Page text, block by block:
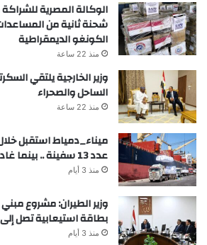
الوكالة المصرية
شحنة ثانية من
الكونغو الديمقراطية
منذ 22 ساعة
وزير الخارجية يلتقي
الساحل والصحراء
منذ 22 ساعة
عدد 13 سفينة .. بينما غادر 12 سفينة
منذ 3 أيام
بطاقة استيعابية تصل إلى 40 مليون راكب سنوياً
منذ 3 أيام